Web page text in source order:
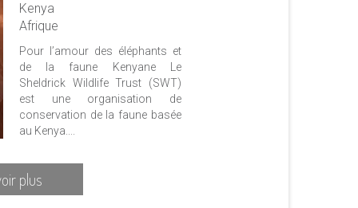
Kenya
Afrique
Pour l’amour des éléphants et
de la faune Kenyane Le
Sheldrick Wildlife Trust (SWT)
est une organisation de
conservation de la faune basée
au Kenya....
plus